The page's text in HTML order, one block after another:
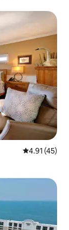
Calificación
4.91 (45)